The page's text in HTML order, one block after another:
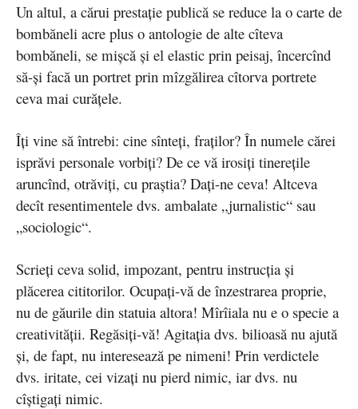
Un altul, a cărui prestaţie publică se reduce la o carte de
bombăneli acre plus o antologie de alte cîteva
bombăneli, se mişcă şi el elastic prin peisaj, încercînd
să-şi facă un portret prin mîzgălirea cîtorva portrete
ceva mai curăţele.
Îţi vine să întrebi: cine sînteţi, fraţilor? În numele cărei
isprăvi personale vorbiţi? De ce vă irosiţi tinereţile
aruncînd, otrăviţi, cu praştia? Daţi-ne ceva! Altceva
decît resentimentele dvs. ambalate „jurnalistic“ sau
„sociologic“.
Scrieţi ceva solid, impozant, pentru instrucţia şi
plăcerea cititorilor. Ocupaţi-vă de înzestrarea proprie,
nu de găurile din statuia altora! Mîrîiala nu e o specie a
creativităţii. Regăsiţi-vă! Agitaţia dvs. bilioasă nu ajută
şi, de fapt, nu interesează pe nimeni! Prin verdictele
dvs. iritate, cei vizaţi nu pierd nimic, iar dvs. nu
cîştigaţi nimic.